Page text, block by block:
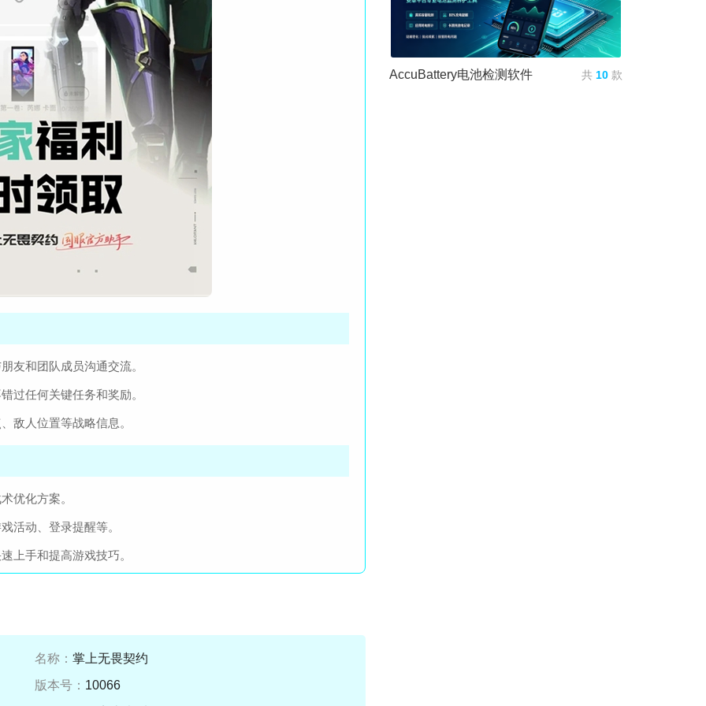
友和团队成员沟通交流。
过任何关键任务和奖励。
敌人位置等战略信息。
优化方案。
活动、登录提醒等。
上手和提高游戏技巧。
名称： 掌上无畏契约
版本号： 10066
AccuBattery电池检测软件 共 10 款